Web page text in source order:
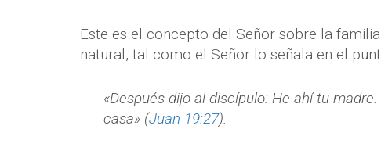
Este es el concepto del Señor sobre la
natural, tal como el Señor lo señala en el
«Después dijo al discípulo: He ahí tu
casa» (Juan 19:27).